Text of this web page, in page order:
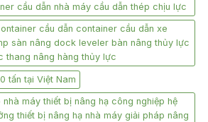
cầu dẫn nhà máy cầu dẫn thép chịu lực
cầu dẫn container cầu dẫn xe
sàn nâng dock leveler bàn nâng thủy lực
thang nâng hàng thủy lực
tấn tại Việt Nam
máy thiết bị nâng hạ công nghiệp hệ
thiết bị nâng hạ nhà máy giải pháp nâng